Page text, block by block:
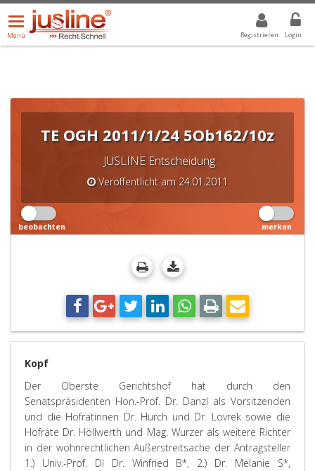
Registrieren Login
Menü
öffnen/schließen
Menü
ALLE DROPDOWN: GEWÄHLTER WERT IST ALLE
TE OGH 2011/1/24 5Ob162/10z
JUSLINE Entscheidung
Veröffentlicht am 24.01.2011
beobachten merken
Kopf
Der Oberste Gerichtshof hat durch den
Senatspräsidenten Hon.-Prof. Dr. Danzl als Vorsitzenden
und die Hofrätinnen Dr. Hurch und Dr. Lovrek sowie die
Hofräte Dr. Höllwerth und Mag. Wurzer als weitere Richter
in der wohnrechtlichen Außerstreitsache der Antragsteller
1.) Univ.-Prof. DI Dr. Winfried B*, 2.) Dr. Melanie S*,